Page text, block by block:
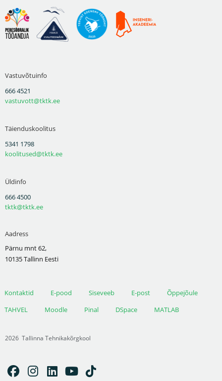
Vastuvõtuinfo
666 4521
vastuvott@tktk.ee
Täienduskoolitus
5341 1798
koolitused@tktk.ee
Üldinfo
666 4500
tktk@tktk.ee
Aadress
Pärnu mnt 62,
10135 Tallinn Eesti
Kontaktid E-pood Siseveeb E-post
Õppejõule
TAHVEL
Moodle Pinal DSpace MATLAB
2026 Tallinna Tehnikakõrgkool